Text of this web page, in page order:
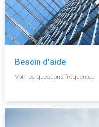
Besoin d'aide
Voir les questions fréquentes.